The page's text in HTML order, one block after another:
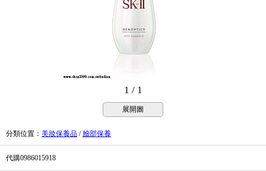
1 / 1
展開圖
分類位置 ： 美妝保養品 / 臉部保養
代購0986015918